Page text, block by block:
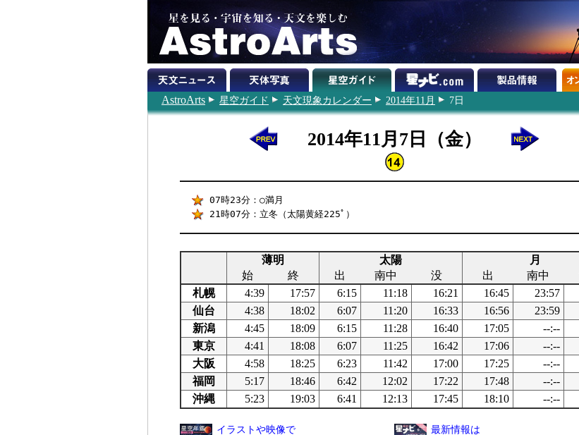
AstroArts 星空ガイド 天文現象カレンダー 2014年11月 7日
2014年11月7日（金）
07時23分：○満月
21時07分：立冬（太陽黄経225ﾟ）
薄明 太陽
月
始
終 出 南中 没 出 南中
札幌
4:39 17:57 6:15 11:18 16:21 16:45 23:57
仙台
4:38 18:02 6:07 11:20 16:33 16:56 23:59
新潟
4:45 18:09 6:15 11:28 16:40 17:05 --:--
東京
4:41 18:08 6:07 11:25 16:42 17:06 --:--
大阪
4:58 18:25 6:23 11:42 17:00 17:25 --:--
福岡
5:17 18:46 6:42 12:02 17:22 17:48 --:--
沖縄
5:23 19:03 6:41 12:13 17:45 18:10 --:--
イラストや映像で
最新情報は